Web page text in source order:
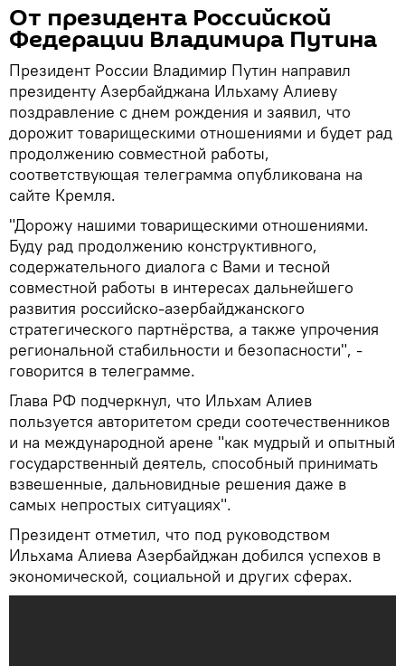
От президента Российской
Федерации Владимира Путина
Президент России Владимир Путин направил
президенту Азербайджана Ильхаму Алиеву
поздравление с днем рождения и заявил, что
дорожит товарищескими отношениями и будет рад
продолжению совместной работы,
соответствующая телеграмма опубликована на
сайте Кремля.
"Дорожу нашими товарищескими отношениями.
Буду рад продолжению конструктивного,
содержательного диалога с Вами и тесной
совместной работы в интересах дальнейшего
развития российско-азербайджанского
стратегического партнёрства, а также упрочения
региональной стабильности и безопасности", -
говорится в телеграмме.
Глава РФ подчеркнул, что Ильхам Алиев
пользуется авторитетом среди соотечественников
и на международной арене "как мудрый и опытный
государственный деятель, способный принимать
взвешенные, дальновидные решения даже в
самых непростых ситуациях".
Президент отметил, что под руководством
Ильхама Алиева Азербайджан добился успехов в
экономической, социальной и других сферах.